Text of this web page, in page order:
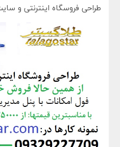
طراحی فروسگاه اینترنتی و